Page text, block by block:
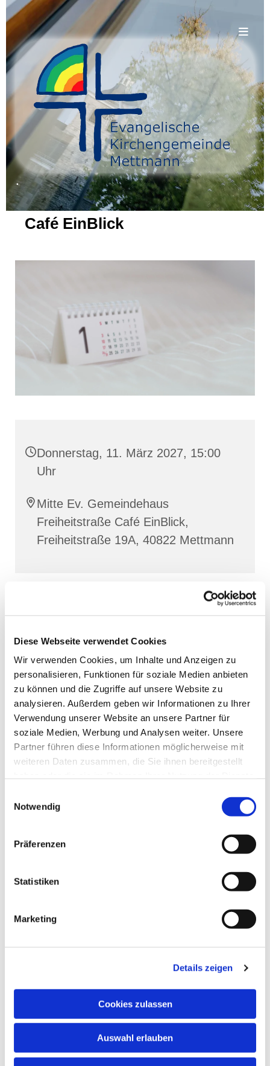
Diese Webseite verwendet Cookies
Wir verwenden Cookies, um Inhalte und Anzeigen zu
personalisieren, Funktionen für soziale Medien anbieten
zu können und die Zugriffe auf unsere Website zu
analysieren. Außerdem geben wir Informationen zu Ihrer
Verwendung unserer Website an unsere Partner für
soziale Medien, Werbung und Analysen weiter. Unsere
Partner führen diese Informationen möglicherweise mit
weiteren Daten zusammen, die Sie ihnen bereitgestellt
Notwendig
Präferenzen
Statistiken
Marketing
Details zeigen
Cookies zulassen
Auswahl erlauben
.
Café EinBlick
Donnerstag, 11. März 2027, 15:00
Uhr
Mitte Ev. Gemeindehaus
Freiheitstraße Café EinBlick,
Freiheitstraße 19A, 40822 Mettmann
Dies könnte Sie auch